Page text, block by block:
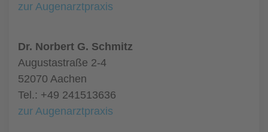
zur Augenarztpraxis
Dr. Norbert G. Schmitz
Augustastraße 2-4
52070 Aachen
Tel.: +49 241513636
zur Augenarztpraxis